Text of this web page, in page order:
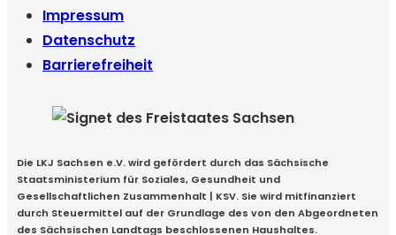
Impressum
Datenschutz
Barrierefreiheit
Die LKJ Sachsen e.V. wird gefördert durch das Sächsische
Staatsministerium für Soziales, Gesundheit und
Gesellschaftlichen Zusammenhalt | KSV. Sie wird mitfinanziert
durch Steuermittel auf der Grundlage des von den Abgeordneten
des Sächsischen Landtags beschlossenen Haushaltes.